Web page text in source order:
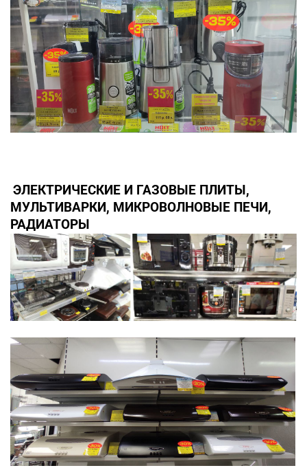
ЭЛЕКТРИЧЕСКИЕ И ГАЗОВЫЕ ПЛИТЫ,
МУЛЬТИВАРКИ, МИКРОВОЛНОВЫЕ ПЕЧИ,
РАДИАТОРЫ